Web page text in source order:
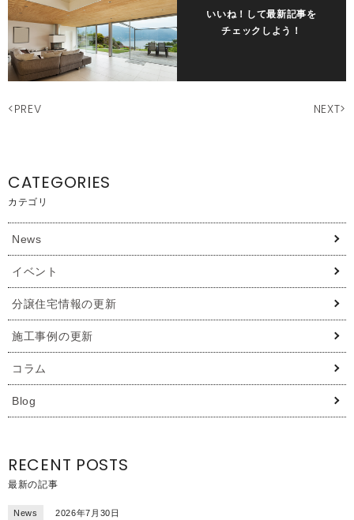
いいね！して最新記事を
チェックしよう！
<PREV NEXT>
CATEGORIES
カテゴリ
News
イベント
分譲住宅情報の更新
施工事例の更新
コラム
Blog
RECENT POSTS
最新の記事
News 2026年7月30日